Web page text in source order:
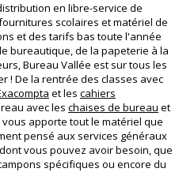
en libre-service de
scolaires et matériel de
et des tarifs bas toute l'année
bureautique, de la papeterie à la
Bureau Vallée est sur tous les
! De la rentrée des classes avec
et les cahiers
avec les chaises de bureau et
apporte tout le matériel que
pensé aux services généraux
vous pouvez avoir besoin, que
spécifiques ou encore du